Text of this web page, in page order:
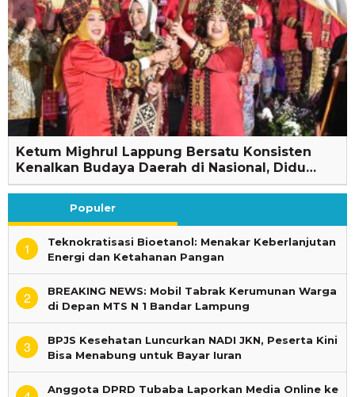
Ketum Mighrul Lappung Bersatu Konsisten
Kenalkan Budaya Daerah di Nasional, Didu…
Populer
1
Teknokratisasi Bioetanol: Menakar Keberlanjutan
Energi dan Ketahanan Pangan
2
BREAKING NEWS: Mobil Tabrak Kerumunan Warga
di Depan MTS N 1 Bandar Lampung
3
BPJS Kesehatan Luncurkan NADI JKN, Peserta Kini
Bisa Menabung untuk Bayar Iuran
Anggota DPRD Tubaba Laporkan Media Online ke